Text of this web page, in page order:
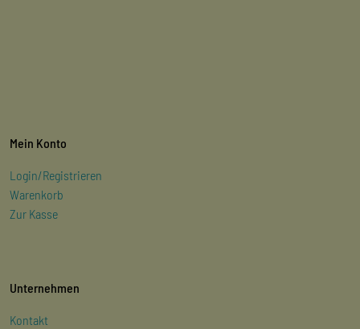
Mein Konto
Login/Registrieren
Warenkorb
Zur Kasse
Unternehmen
Kontakt